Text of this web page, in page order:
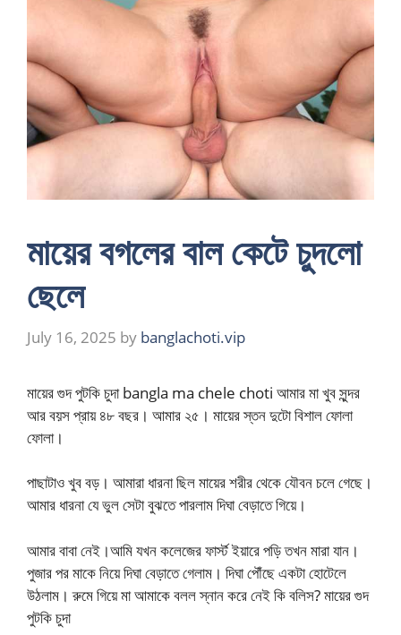
মায়ের বগলের বাল কেটে চুদলো
ছেলে
July 16, 2025 by banglachoti.vip
মায়ের গুদ পুটকি চুদা bangla ma chele choti আমার মা খুব সুন্দর
আর বয়স প্রায় ৪৮ বছর। আমার ২৫। মায়ের স্তন দুটো বিশাল ফোলা
ফোলা।
পাছাটাও খুব বড়। আমারা ধারনা ছিল মায়ের শরীর থেকে যৌবন চলে গেছে।
আমার ধারনা যে ভুল সেটা বুঝতে পারলাম দিঘা বেড়াতে গিয়ে।
আমার বাবা নেই।আমি যখন কলেজের ফার্স্ট ইয়ারে পড়ি তখন মারা যান।
পুজার পর মাকে নিয়ে দিঘা বেড়াতে গেলাম। দিঘা পৌঁছে একটা হোটেলে
উঠলাম। রুমে গিয়ে মা আমাকে বলল স্নান করে নেই কি বলিস? মায়ের গুদ
পুটকি চুদা